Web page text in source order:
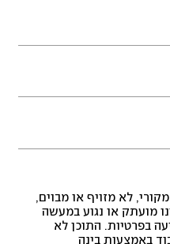
לא מזויף או מבוים,
מועתק או נגוע במעשה
בפרטיות. התוכן לא
באמצעות בינה